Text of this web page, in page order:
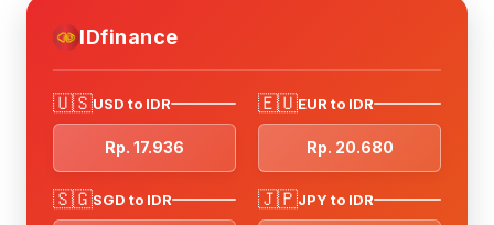
IDfinance
🇺🇸USD to IDR
Rp. 17.936
🇪🇺EUR to IDR
Rp. 20.680
🇸🇬SGD to IDR 🇯🇵JPY to IDR